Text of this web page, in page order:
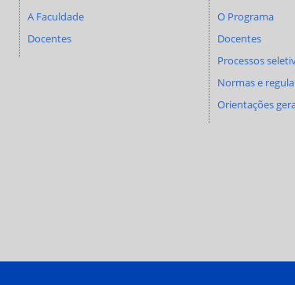
A Faculdade
Docentes
O Programa
Docentes
Processos
Normas e
Orientações